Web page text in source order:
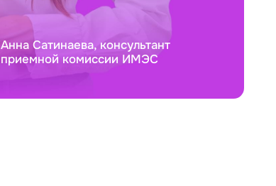
Анна Сатинаева, консультант
приемной комиссии ИМЭС